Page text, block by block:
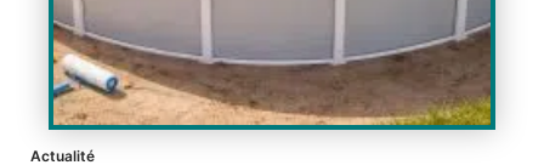
Actualité